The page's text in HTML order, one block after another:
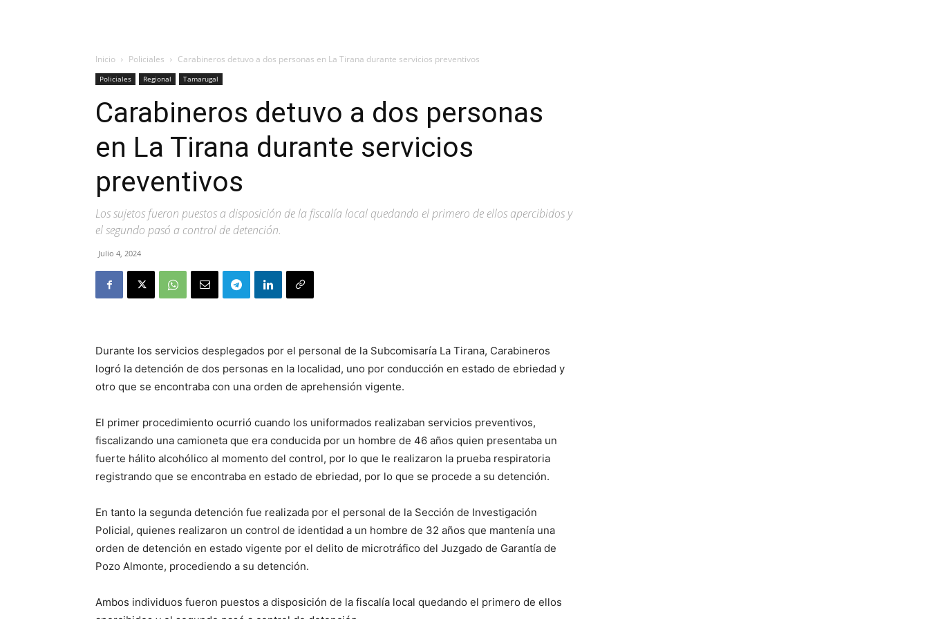
Inicio Policiales Carabineros detuvo a dos personas en La Tirana durante servicios preventivos
Policiales Regional Tamarugal
Carabineros detuvo a dos personas
en La Tirana durante servicios
preventivos
Los sujetos fueron puestos a disposición de la fiscalía local quedando el primero de ellos apercibidos y
el segundo pasó a control de detención.
Julio 4, 2024
Durante los servicios desplegados por el personal de la Subcomisaría La Tirana, Carabineros
logró la detención de dos personas en la localidad, uno por conducción en estado de ebriedad y
otro que se encontraba con una orden de aprehensión vigente.
El primer procedimiento ocurrió cuando los uniformados realizaban servicios preventivos,
fiscalizando una camioneta que era conducida por un hombre de 46 años quien presentaba un
fuerte hálito alcohólico al momento del control, por lo que le realizaron la prueba respiratoria
registrando que se encontraba en estado de ebriedad, por lo que se procede a su detención.
En tanto la segunda detención fue realizada por el personal de la Sección de Investigación
Policial, quienes realizaron un control de identidad a un hombre de 32 años que mantenía una
orden de detención en estado vigente por el delito de microtráfico del Juzgado de Garantía de
Pozo Almonte, procediendo a su detención.
Ambos individuos fueron puestos a disposición de la fiscalía local quedando el primero de ellos